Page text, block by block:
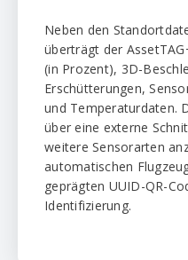
Neben den
überträgt der
(in Prozent), 3D-
Erschütterungen,
und Temperaturdaten.
über eine externe
weitere Sensorarten
automatischen
geprägten UUID-QR-
Identifizierung.